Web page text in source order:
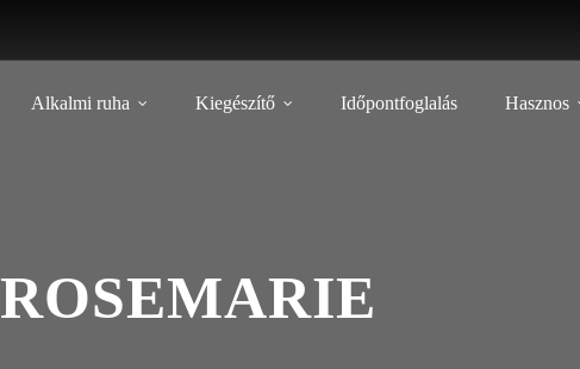
Alkalmi ruha Kiegészítő Időpontfoglalás Hasznos
ROSEMARIE